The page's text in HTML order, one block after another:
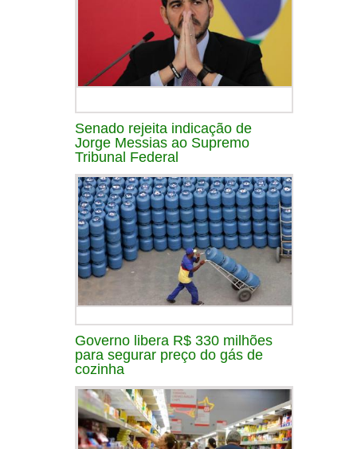
Senado rejeita indicação de
Jorge Messias ao Supremo
Tribunal Federal
Governo libera R$ 330 milhões
para segurar preço do gás de
cozinha